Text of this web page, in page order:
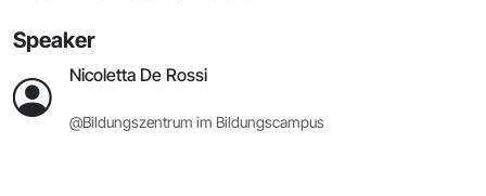
Speaker
Nicoletta De Rossi
@Bildungszentrum im Bildungscampus